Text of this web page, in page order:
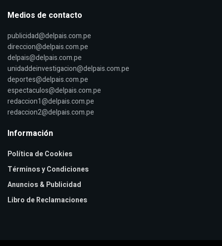
Medios de contacto
publicidad@delpais.com.pe
direccion@delpais.com.pe
delpais@delpais.com.pe
unidaddeinvestigacion@delpais.com.pe
deportes@delpais.com.pe
espectaculos@delpais.com.pe
redaccion1@delpais.com.pe
redaccion2@delpais.com.pe
Información
Política de Cookies
Términos y Condiciones
Anuncios & Publicidad
Libro de Reclamaciones